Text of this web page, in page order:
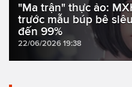
"Ma trận" thực ảo:
trước mẫu búp bê
đến 99%
22/06/2026 19:38